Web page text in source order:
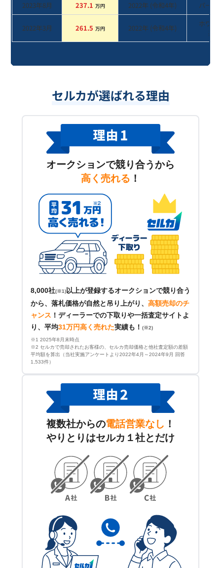
2023年8月
237.1 万円 2022年 (令和4年) パール
2022年3月 261.5 万円 2022年 (令和4年)
ホワイ
系
セルカが選ばれる理由
オークションで競り合うから
高く売れる ！
8,000社(※1) 以上が登録するオークションで競り合う
から、落札価格が自然と吊り上がり、 高額売却のチ
ャンス ！ ディーラーでの下取りや一括査定サイトよ
り、平均31万円高く売れた実績も！ (※2)
※1 2025年8月末時点
※2 セルカで売却されたお客様の、セルカ売却価格と他社査定額の差額
平均額を算出（当社実施アンケートより2022年4月～2024年9月 回答
1,533件）
複数社からの電話営業なし ！
やりとりはセルカ１社とだけ